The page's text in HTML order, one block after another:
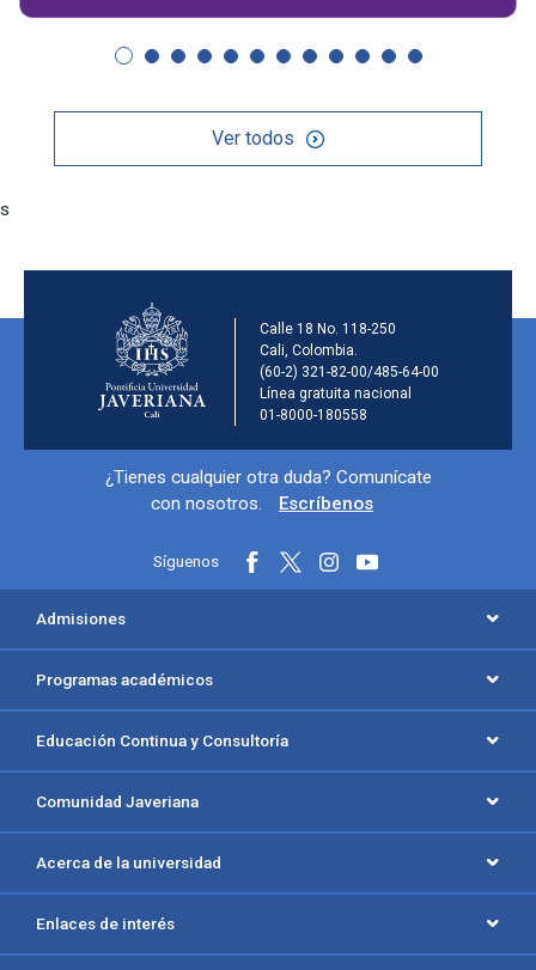
Ver todos
s
Información de la
Calle 18 No. 118-250
Cali, Colombia.
(60-2) 321-82-00/485-64-00
Línea gratuita nacional
01-8000-180558
Información y redes sociales
¿Tienes cualquier otra duda? Comunícate
con nosotros.
Escríbenos
Síguenos
Menú principal del footer
Admisiones
Programas académicos
Educación Continua y Consultoría
Comunidad Javeriana
Acerca de la universidad
Enlaces de interés